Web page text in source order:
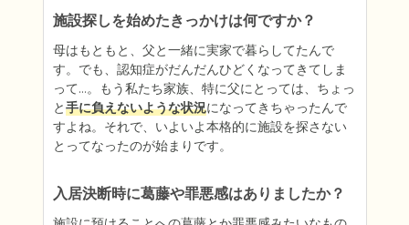
施設探しを始めたきっかけは何ですか？
母はもともと、父と一緒に実家で暮らしてたんで
す。でも、認知症がだんだんひどくなってきてしま
って…。もう私たち家族、特に父にとっては、ちょっ
と手に負えないような状況になってきちゃったんで
すよね。それで、いよいよ本格的に施設を探さない
とってなったのが始まりです。
入居決断時に葛藤や罪悪感はありましたか？